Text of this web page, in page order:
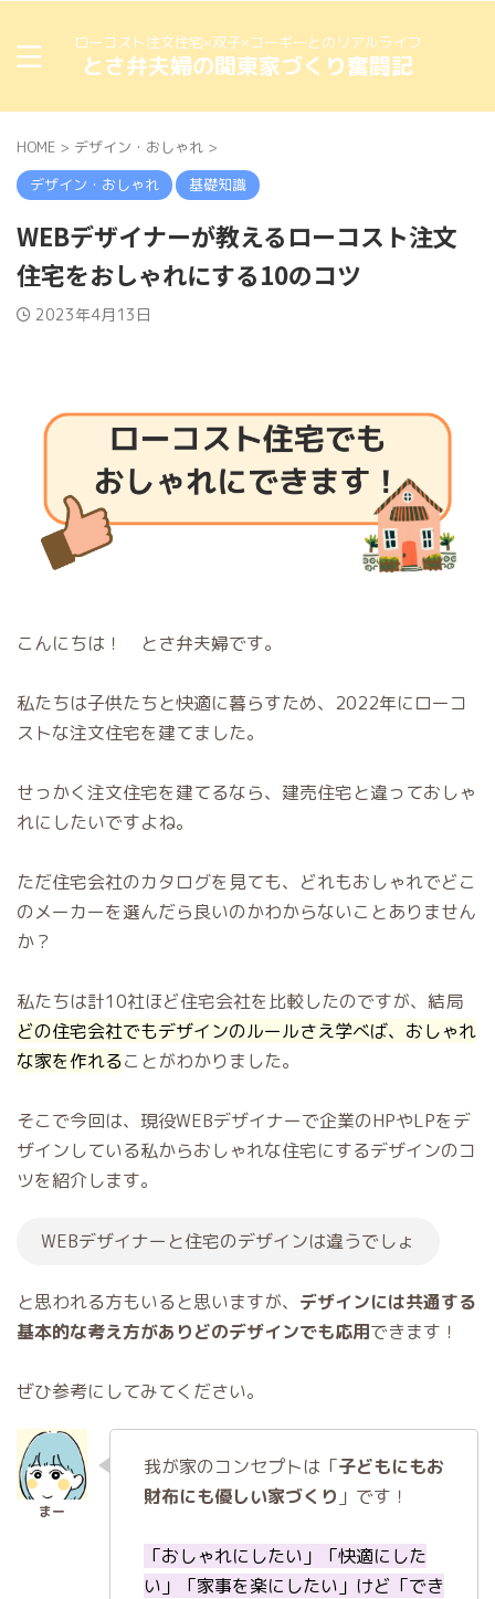
ローコスト注文住宅×双子×コーギーとのリアルライフ
とさ弁夫婦の関東家づくり奮闘記
HOME > デザイン・おしゃれ >
デザイン・おしゃれ
基礎知識
WEBデザイナーが教えるローコスト注文
住宅をおしゃれにする10のコツ
2023年4月13日
こんにちは！ とさ弁夫婦です。
私たちは子供たちと快適に暮らすため、2022年にローコ
ストな注文住宅を建てました。
せっかく注文住宅を建てるなら、建売住宅と違っておしゃ
れにしたいですよね。
ただ住宅会社のカタログを見ても、どれもおしゃれでどこ
のメーカーを選んだら良いのかわからないことありません
か？
私たちは計10社ほど住宅会社を比較したのですが、結局
どの住宅会社でもデザインのルールさえ学べば、おしゃれ
な家を作れることがわかりました。
そこで今回は、現役WEBデザイナーで企業のHPやLPをデ
ザインしている私からおしゃれな住宅にするデザインのコ
ツを紹介します。
WEBデザイナーと住宅のデザインは違うでしょ
と思われる方もいると思いますが、 デザインには共通する
基本的な考え方がありどのデザインでも応用できます！
ぜひ参考にしてみてください。
我が家のコンセプトは「子どもにもお
財布にも優しい家づくり 」です！
「おしゃれにしたい」「快適にした
い」「家事を楽にしたい」けど「でき